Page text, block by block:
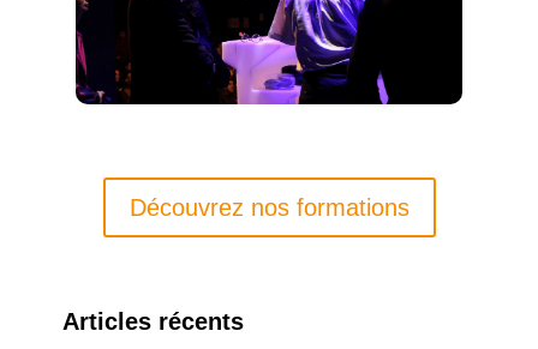
Découvrez nos formations
Articles récents